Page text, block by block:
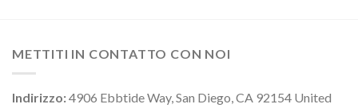
METTITI IN CONTATTO CON NOI
Indirizzo:4906 Ebbtide Way, San Diego, CA 92154 United